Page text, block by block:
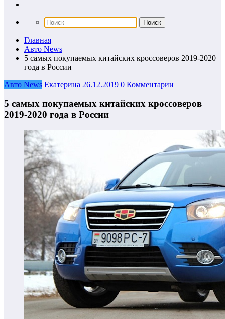
Главная
Авто News
5 самых покупаемых китайских кроссоверов 2019-2020
года в России
Авто News Екатерина 26.12.2019 0 Комментарии
5 самых покупаемых китайских кроссоверов
2019-2020 года в России